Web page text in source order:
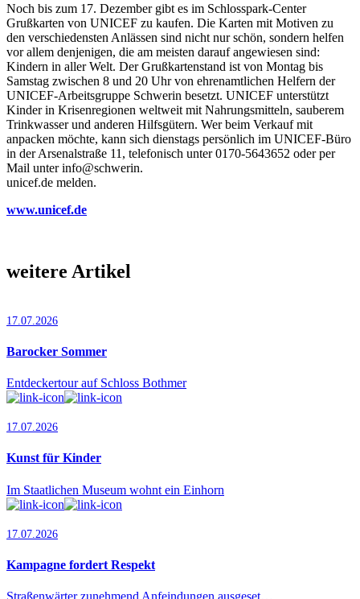
Noch bis zum 17. Dezember gibt es im Schlosspark-Center
Grußkarten von UNICEF zu kaufen. Die Karten mit Motiven zu
den verschiedensten Anlässen sind nicht nur schön, sondern helfen
vor allem denjenigen, die am meisten darauf angewiesen sind:
Kindern in aller Welt. Der Grußkartenstand ist von Montag bis
Samstag zwischen 8 und 20 Uhr von ehrenamtlichen Helfern der
UNICEF-Arbeitsgruppe Schwerin besetzt. UNICEF unterstützt
Kinder in Krisenregionen weltweit mit Nahrungsmitteln, sauberem
Trinkwasser und anderen Hilfsgütern. Wer beim Verkauf mit
anpacken möchte, kann sich dienstags persönlich im UNICEF-Büro
in der Arsenalstraße 11, telefonisch unter 0170-5643652 oder per
Mail unter info@schwerin.
unicef.de melden.
www.unicef.de
weitere Artikel
17.07.2026
Barocker Sommer
Entdeckertour auf Schloss Bothmer
17.07.2026
Kunst für Kinder
Im Staatlichen Museum wohnt ein Einhorn
17.07.2026
Kampagne fordert Respekt